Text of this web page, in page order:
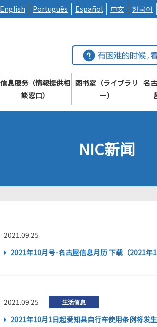
English Português Español 中文 한국어
信息服务（情報提供相
談窓口）
图书室（ライブラリ
ー）
名
NIC新闻
2021.09.25
2021年10月号-名古屋信息月历 下载（2021年
2021.09.25 生活信息
2021年10月1日起爱知县自行车使用条例将发